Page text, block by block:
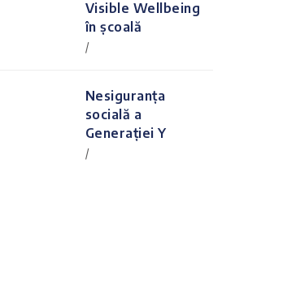
Visible Wellbeing
în școală
/
Nesiguranța
socială a
Generației Y
/